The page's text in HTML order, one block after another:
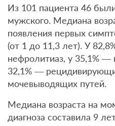
Из 101 пациента 46
мужского. Медиана
появления первых
(от 1 до 11,3 лет). У
нефролитиаз, у 35,1% —
32,1% —
мочевыводящих путей.
Медиана возраста на
диагноза составила 9